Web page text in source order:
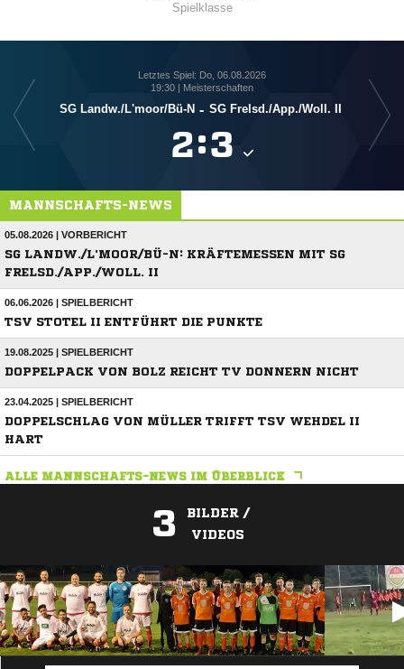
Spielklasse
Letztes Spiel: Do, 06.08.2026
19:30 | Meisterschaften
SG Landw./​L'moor/​Bü-N - SG Frelsd./​App./​Woll. II
:
MANNSCHAFTS-NEWS
05.08.2026 | VORBERICHT
SG LANDW./L'MOOR/BÜ-N: KRÄFTEMESSEN MIT SG
FRELSD./APP./WOLL. II
06.06.2026 | SPIELBERICHT
TSV STOTEL II ENTFÜHRT DIE PUNKTE
19.08.2025 | SPIELBERICHT
DOPPELPACK VON BOLZ REICHT TV DONNERN NICHT
23.04.2025 | SPIELBERICHT
DOPPELSCHLAG VON MÜLLER TRIFFT TSV WEHDEL II
HART
ALLE MANNSCHAFTS-NEWS IM ÜBERBLICK
3
BILDER /
VIDEOS
ANZEIGE